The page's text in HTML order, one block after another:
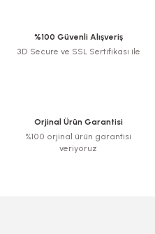
%100 Güvenli Alışveriş
3D Secure ve SSL Sertifikası ile
Orjinal Ürün Garantisi
%100 orjinal ürün garantisi
veriyoruz